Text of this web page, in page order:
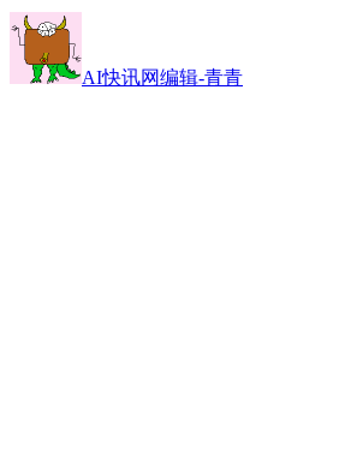
AI快讯网编辑-青青